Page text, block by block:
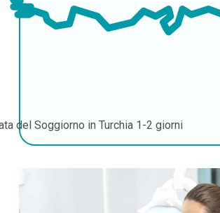
del Soggiorno in Turchia 1-2 giorni